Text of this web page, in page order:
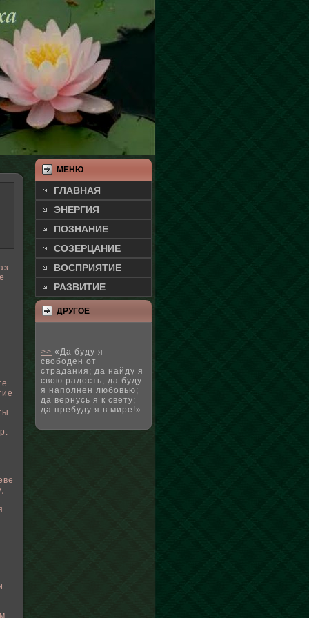
МЕНЮ
ГЛАВНАЯ
ЭНЕРГИЯ
ПОЗНАНИЕ
СОЗЕРЦАНИЕ
ВОСПРИЯТИЕ
РАЗВИТИЕ
ДРУГΟЕ
>> «Да буду я
свободен от
страдания; да найду я
свою радость; да буду
я наполнен любовью;
да вернусь я к свету;
да пребуду я в мире!»